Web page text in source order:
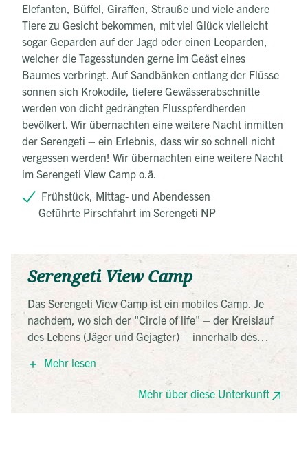
Elefanten, Büffel, Giraffen, Strauße und viele andere
Tiere zu Gesicht bekommen, mit viel Glück vielleicht
sogar Geparden auf der Jagd oder einen Leoparden,
welcher die Tagesstunden gerne im Geäst eines
Baumes verbringt. Auf Sandbänken entlang der Flüsse
sonnen sich Krokodile, tiefere Gewässerabschnitte
werden von dicht gedrängten Flusspferdherden
bevölkert. Wir übernachten eine weitere Nacht inmitten
der Serengeti – ein Erlebnis, dass wir so schnell nicht
vergessen werden! Wir übernachten eine weitere Nacht
im Serengeti View Camp o.ä.
Frühstück, Mittag- und Abendessen
Geführte Pirschfahrt im Serengeti NP
Serengeti View Camp
Das Serengeti View Camp ist ein mobiles Camp. Je
nachdem, wo sich der "Circle of life" – der Kreislauf
des Lebens (Jäger und Gejagter) – innerhalb des
Nationalparks gerade befindet, dahin wandert auch
das Camp. Im Verlauf des Jahres werden die
spektakulärsten und natürlich am besten für die
Tierbeobachtung geeigneten Stellen ausgewählt,
Mehr lesen
Mehr über diese Unterkunft